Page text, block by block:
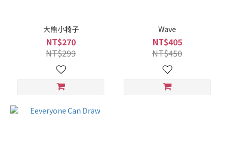
大熊小椅子
NT$270
NT$299
Wave
NT$405
NT$450